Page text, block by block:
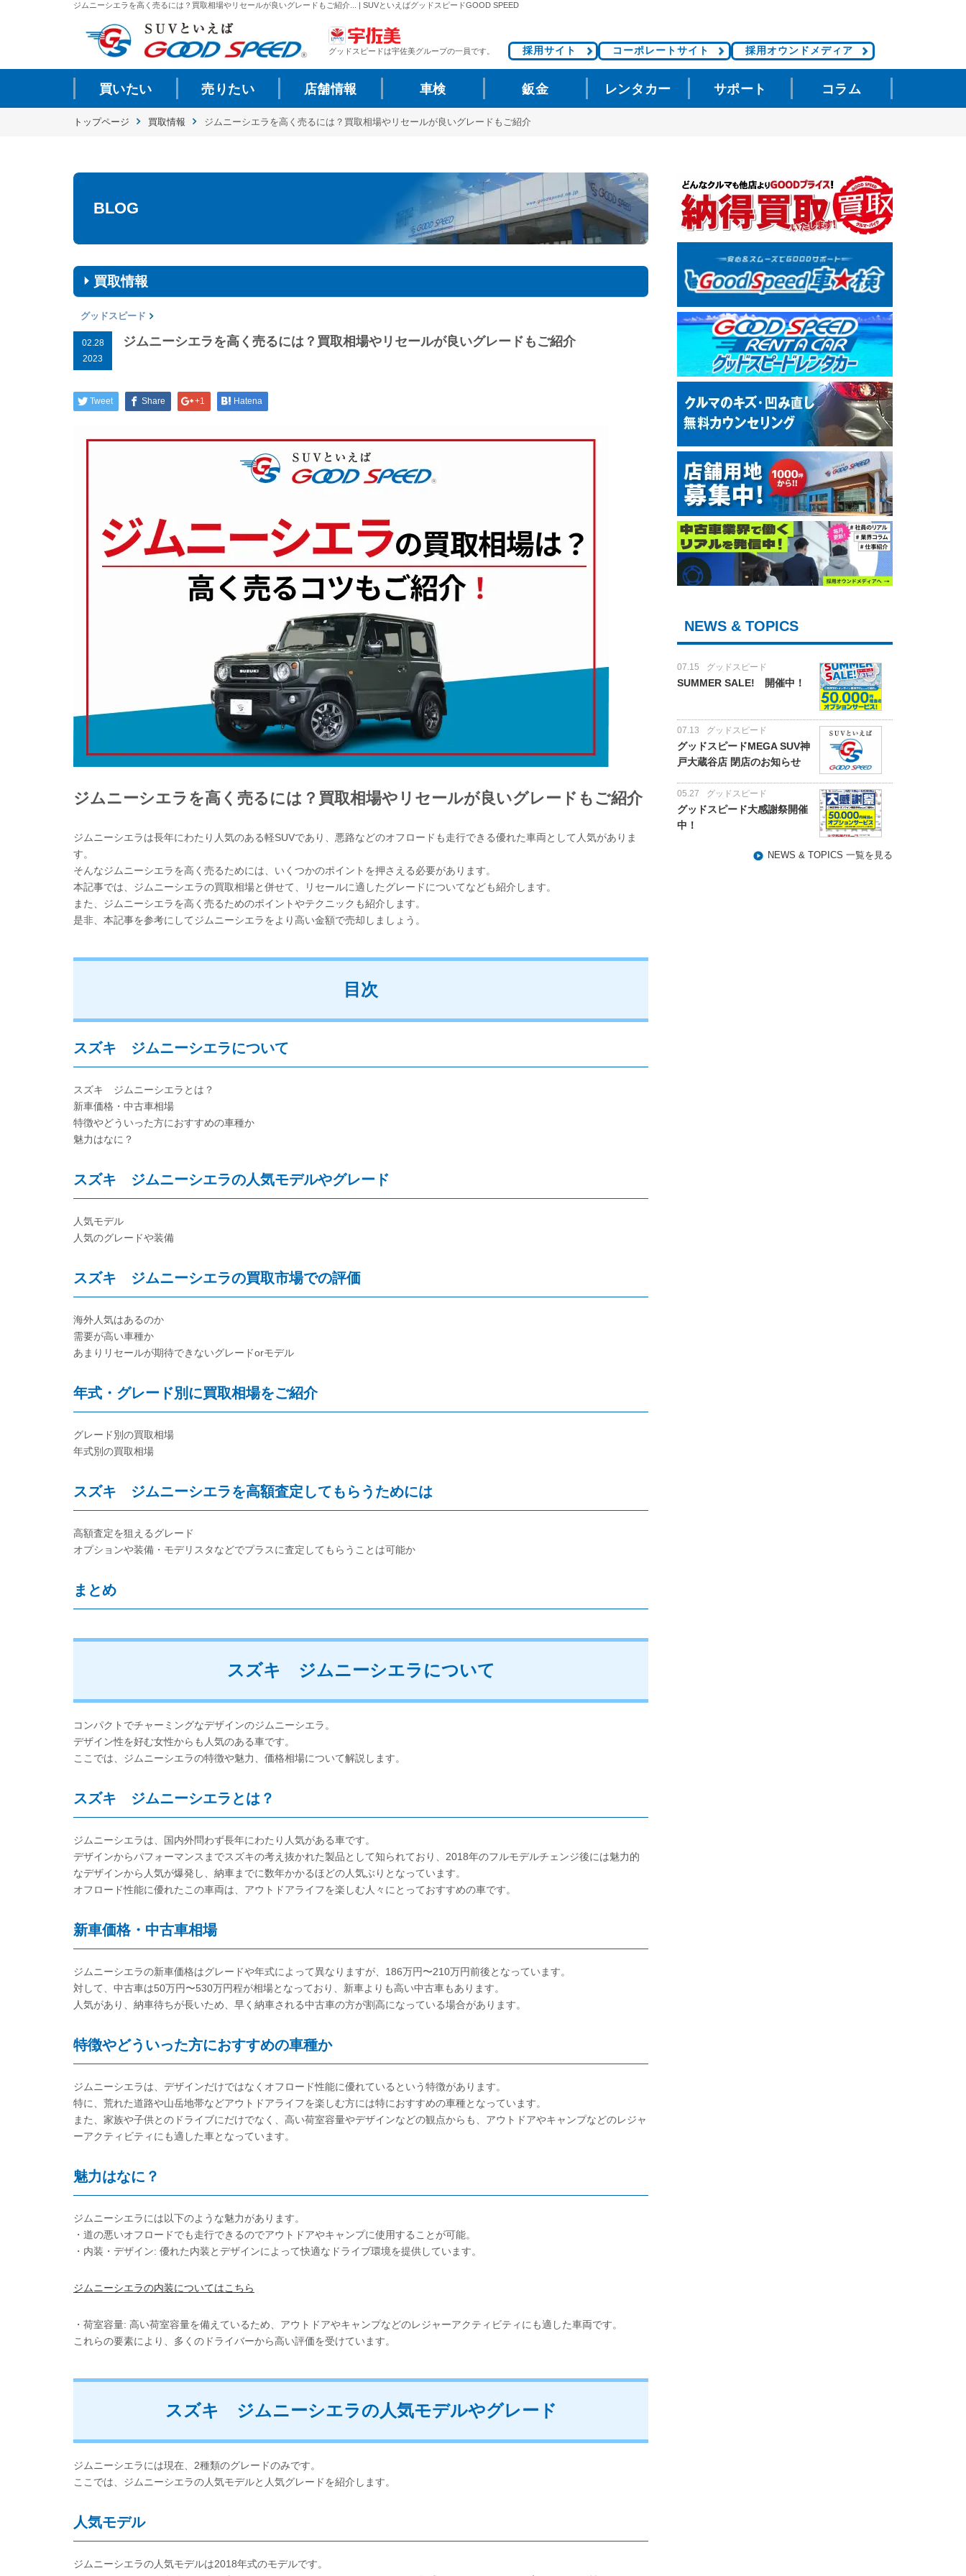
ジムニーシエラを高く売るには？買取相場やリセールが良いグレードもご紹介... | SUVといえばグッドスピードGOOD SPEED
グッドスピードは宇佐美グループの一員です。 採用サイト コーポレートサイト 採用オウンドメディア
買いたい 売りたい 店舗情報 車検 鈑金 レンタカー サポート コラム
トップページ 買取情報 ジムニーシエラを高く売るには？買取相場やリセールが良いグレードもご紹介
BLOG
買取情報
グッドスピード
02.28
2023
ジムニーシエラを高く売るには？買取相場やリセールが良いグレードもご紹介
Tweet Share +1 Hatena
ジムニーシエラを高く売るには？買取相場やリセールが良いグレードもご紹介
ジムニーシエラは長年にわたり人気のある軽SUVであり、悪路などのオフロードも走行できる優れた車両として人気がありま
す。
そんなジムニーシエラを高く売るためには、いくつかのポイントを押さえる必要があります。
本記事では、ジムニーシエラの買取相場と併せて、リセールに適したグレードについてなども紹介します。
また、ジムニーシエラを高く売るためのポイントやテクニックも紹介します。
是非、本記事を参考にしてジムニーシエラをより高い金額で売却しましょう。
目次
スズキ ジムニーシエラについて
スズキ ジムニーシエラとは？
新車価格・中古車相場
特徴やどういった方におすすめの車種か
魅力はなに？
スズキ ジムニーシエラの人気モデルやグレード
人気モデル
人気のグレードや装備
スズキ ジムニーシエラの買取市場での評価
海外人気はあるのか
需要が高い車種か
あまりリセールが期待できないグレードorモデル
年式・グレード別に買取相場をご紹介
グレード別の買取相場
年式別の買取相場
スズキ ジムニーシエラを高額査定してもらうためには
高額査定を狙えるグレード
オプションや装備・モデリスタなどでプラスに査定してもらうことは可能か
まとめ
スズキ ジムニーシエラについて
コンパクトでチャーミングなデザインのジムニーシエラ。
デザイン性を好む女性からも人気のある車です。
ここでは、ジムニーシエラの特徴や魅力、価格相場について解説します。
スズキ ジムニーシエラとは？
ジムニーシエラは、国内外問わず長年にわたり人気がある車です。
デザインからパフォーマンスまでスズキの考え抜かれた製品として知られており、2018年のフルモデルチェンジ後には魅力的
なデザインから人気が爆発し、納車までに数年かかるほどの人気ぶりとなっています。
オフロード性能に優れたこの車両は、アウトドアライフを楽しむ人々にとっておすすめの車です。
新車価格・中古車相場
ジムニーシエラの新車価格はグレードや年式によって異なりますが、186万円〜210万円前後となっています。
対して、中古車は50万円〜530万円程が相場となっており、新車よりも高い中古車もあります。
人気があり、納車待ちが長いため、早く納車される中古車の方が割高になっている場合があります。
特徴やどういった方におすすめの車種か
ジムニーシエラは、デザインだけではなくオフロード性能に優れているという特徴があります。
特に、荒れた道路や山岳地帯などアウトドアライフを楽しむ方には特におすすめの車種となっています。
また、家族や子供とのドライブにだけでなく、高い荷室容量やデザインなどの観点からも、アウトドアやキャンプなどのレジャ
ーアクティビティにも適した車となっています。
魅力はなに？
ジムニーシエラには以下のような魅力があります。
・道の悪いオフロードでも走行できるのでアウトドアやキャンプに使用することが可能。
・内装・デザイン: 優れた内装とデザインによって快適なドライブ環境を提供しています。
ジムニーシエラの内装についてはこちら
・荷室容量: 高い荷室容量を備えているため、アウトドアやキャンプなどのレジャーアクティビティにも適した車両です。
これらの要素により、多くのドライバーから高い評価を受けています。
スズキ ジムニーシエラの人気モデルやグレード
ジムニーシエラには現在、2種類のグレードのみです。
ここでは、ジムニーシエラの人気モデルと人気グレードを紹介します。
人気モデル
ジムニーシエラの人気モデルは2018年式のモデルです。
NEWS & TOPICS
07.15 グッドスピード
SUMMER SALE! 開催中！
07.13 グッドスピード
グッドスピードMEGA SUV神
戸大蔵谷店 閉店のお知らせ
05.27 グッドスピード
グッドスピード大感謝祭開催
中！
NEWS & TOPICS 一覧を見る